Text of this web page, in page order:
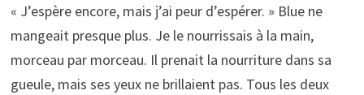
« J’espère encore, mais j’ai peur d’espérer. » Blue ne
mangeait presque plus. Je le nourrissais à la main,
morceau par morceau. Il prenait la nourriture dans sa
gueule, mais ses yeux ne brillaient pas. Tous les deux